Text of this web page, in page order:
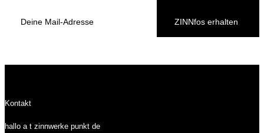
ZINNfos erhalten
Kontakt
hallo a t zinnwerke punkt de